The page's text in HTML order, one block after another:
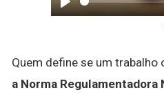
Play
Quem define se um trabalho
a Norma Regulamentadora